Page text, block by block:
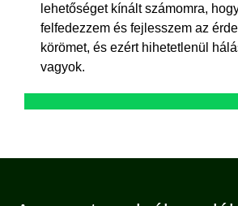
lehetőséget kínált számomra,
felfedezzem és fejlesszem az
körömet, és ezért hihetetlenül
vagyok.